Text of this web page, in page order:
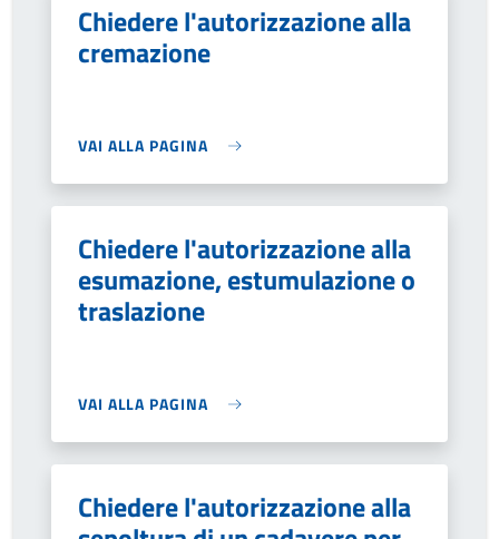
Chiedere l'autorizzazione alla
cremazione
VAI ALLA PAGINA
Chiedere l'autorizzazione alla
esumazione, estumulazione o
traslazione
VAI ALLA PAGINA
Chiedere l'autorizzazione alla